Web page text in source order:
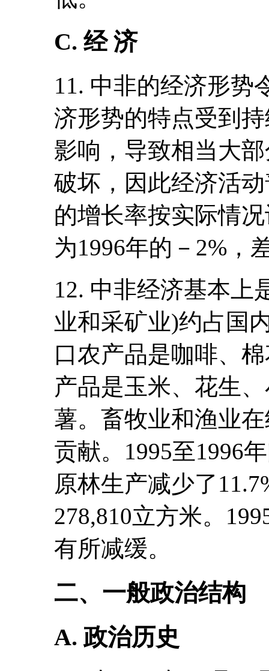
C. 经 济
11. 中非的经济形势
济形势的特点受到
影响，导致相当大
破坏，因此经济活
的增长率按实际情
为1996年的－2%，
12. 中非经济基本上
业和采矿业)约占国
口农产品是咖啡、
产品是玉米、花生
薯。畜牧业和渔业
贡献。1995至1996
原林生产减少了
278,810立方米。
有所减缓。
二、一般政治结构
A. 政治历史